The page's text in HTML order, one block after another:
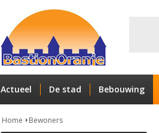
Actueel De stad Bebouwing
Home Bewoners